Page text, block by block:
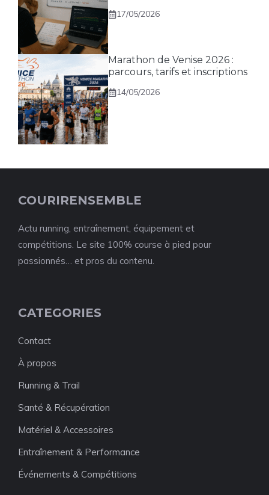
17/05/2026
Marathon de Venise 2026 :
parcours, tarifs et inscriptions
14/05/2026
COURIRENSEMBLE
Actu running, entraînement, équipement et
compétitions. Le site 100% course à pied pour
passionnés… et pros du contenu.
CATEGORIES
Contact
À propos
Running & Trail
Santé & Récupération
Matériel & Accessoires
Entraînement & Performance
Événements & Compétitions